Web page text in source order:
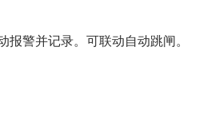
警并记录。可联动自动跳闸。